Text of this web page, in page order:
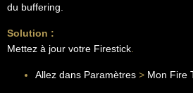
du buffering.
Solution :
Mettez à jour votre Firestick
Allez dans Paramètres > Mon Fire